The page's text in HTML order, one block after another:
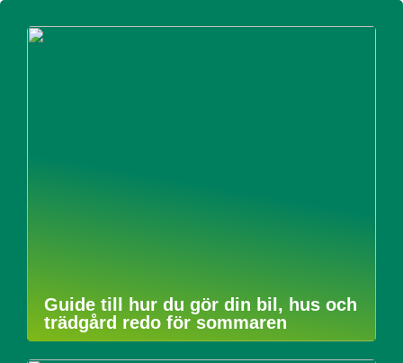
Guide till hur du gör din bil, hus och
trädgård redo för sommaren